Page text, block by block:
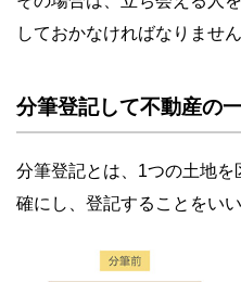
しておかなければなりませ
分筆登記して不動産の
分筆登記とは、1つの土地
確にし、登記することをいい